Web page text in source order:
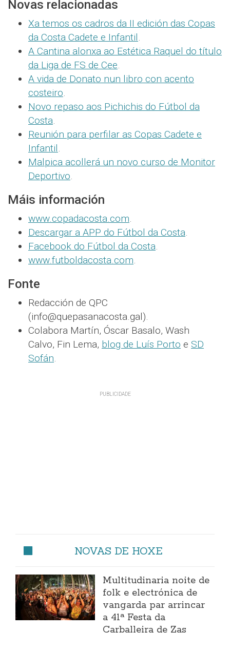
Novas relacionadas
Xa temos os cadros da II edición das Copas
da Costa Cadete e Infantil.
A Cantina alonxa ao Estética Raquel do título
da Liga de FS de Cee.
A vida de Donato nun libro con acento
costeiro.
Novo repaso aos Pichichis do Fútbol da
Costa.
Reunión para perfilar as Copas Cadete e
Infantil.
Malpica acollerá un novo curso de Monitor
Deportivo.
Máis información
www.copadacosta.com.
Descargar a APP do Fútbol da Costa.
Facebook do Fútbol da Costa.
www.futboldacosta.com.
Fonte
Redacción de QPC
(info@quepasanacosta.gal).
Colabora Martín, Óscar Basalo, Wash
Calvo, Fin Lema, blog de Luís Porto e SD
Sofán.
NOVAS DE HOXE
Multitudinaria noite de
folk e electrónica de
vangarda par arrincar
a 41ª Festa da
Carballeira de Zas